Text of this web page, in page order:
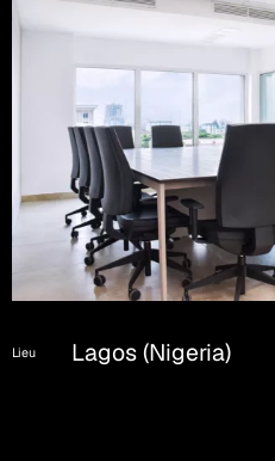
Lieu Lagos (Nigeria)